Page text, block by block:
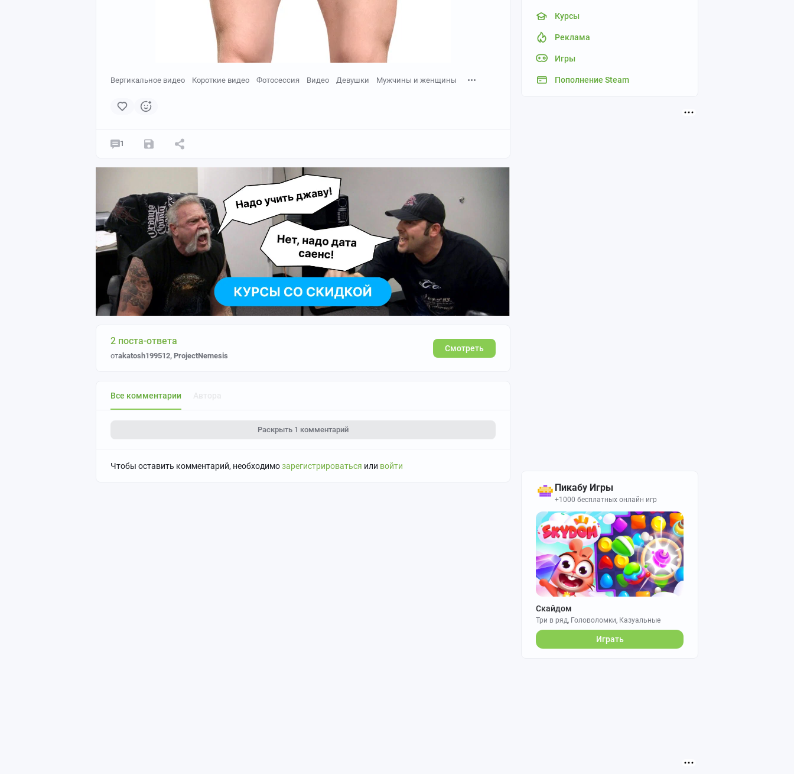
Курсы
Реклама
Игры
Пополнение Steam
Пикабу Игры
+1000 бесплатных онлайн игр
Скайдом
Три в ряд, Головоломки, Казуальные
Играть
Вертикальное видео Короткие видео Фотосессия Видео Девушки Мужчины и женщины
1
2 поста-ответа
отakatosh199512, ProjectNemesis
Смотреть
Все комментарии
Раскрыть 1 комментарий
Чтобы оставить комментарий, необходимозарегистрироваться или войти